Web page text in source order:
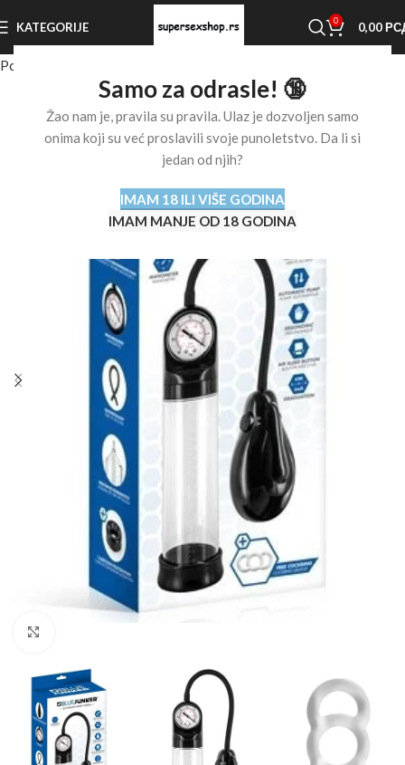
Samo za odrasle! 🔞
Žao nam je, pravila su pravila. Ulaz je dozvoljen samo
onima koji su već proslavili svoje punoletstvo. Da li si
jedan od njih?
IMAM 18 ILI VIŠE GODINA
IMAM MANJE OD 18 GODINA
KATEGORIJE 0 0,00
Početna stranica